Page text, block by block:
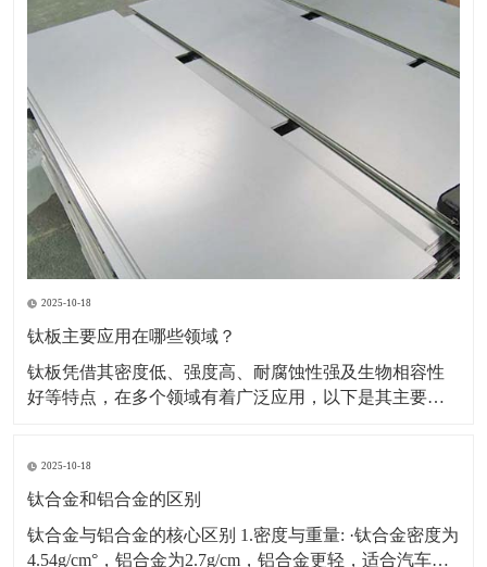
2025-10-18
钛板主要应用在哪些领域？
钛板凭借其密度低、强度高、耐腐蚀性强及生物相容性
好等特点，在多个领域有着广泛应用，以下是其主要应
机匣）、火箭壳体、航天设备结构件等。原因：轻量化
需求突出，可降低飞行器重量，提升燃油效率或载荷能
力。能耐受高
2025-10-18
钛合金和铝合金的区别
钛合金与铝合金的核心区别 1.密度与重量: ·钛合金密度为
4.54g/cm°，铝合金为2.7g/cm，铝合金更轻，适合汽车、